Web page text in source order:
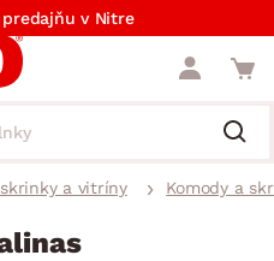
v Nitre
skrinky a vitríny Komody a